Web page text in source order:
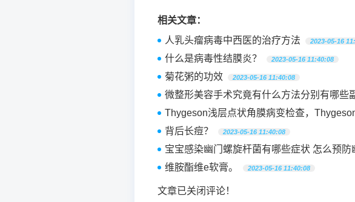
相关文章：
人乳头瘤病毒中西医的治疗方法
2023-05-16
什么是病毒性结膜炎？ 2023-05-16 11:40:08
菊花粥的功效 2023-05-16 11:40:08
微整形美容手术究竟有什么方法分别有哪些
Thygeson浅层点状角膜病变检查，
背后长痘？ 2023-05-16 11:40:08
宝宝感染幽门螺旋杆菌有哪些症状 怎么预防
维胺酯维e软膏。 2023-05-16 11:40:08
文章已关闭评论！